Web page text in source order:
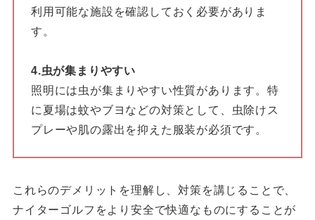
利用可能な施設を確認しておく必要がありま
す。
4.虫が集まりやすい
照明には虫が集まりやすい性質があります。特
に夏場は蚊やブヨなどの対策として、虫除けス
プレーや肌の露出を抑えた服装が必須です。
これらのデメリットを理解し、対策を講じることで、
ナイターゴルフをより安全で快適なものにすることが